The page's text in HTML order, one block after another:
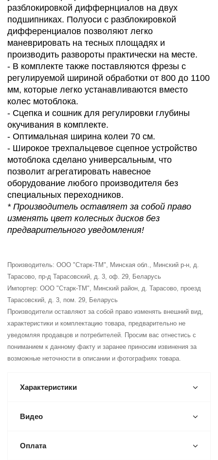
разблокировкой диффернциалов на двух
подшипниках. Полуоси с разблокировкой
дифференциалов позволяют легко
маневрировать на тесных площадях и
производить развороты практически на месте.
- В комплекте также поставляются фрезы с
регулируемой шириной обработки от 800 до 1100
мм, которые легко устанавливаются вместо
колес мотоблока.
- Сцепка и сошник для регулировки глубины
окучивания в комплекте.
- Оптимальная ширина колеи 70 см.
- Широкое трехпальцевое сцепное устройство
мотоблока сделано универсальным, что
позволит агрегатировать навесное
оборудование любого производителя без
специальных переходников.
* Производитель оставляет за собой право
изменять цвет колесных дисков без
предварительного уведомления!
Производитель: ООО "Старк-ТМ", Минская обл., Минский р-н, д.
Тарасово, пр-д Тарасовский, д. 3, оф. 29, Беларусь
Импортер: ООО "Старк-ТМ", Минский район, д. Тарасово, проезд
Тарасовский, д. 3, пом. 29, Беларусь
Производители оставляют за собой право изменять внешний вид,
характеристики и комплектацию товара, предварительно не
уведомляя продавцов и потребителей. Просим вас отнестись с
пониманием к данному факту и заранее приносим извинения за
возможные неточности в описании и фотографиях товара.
Характеристики
Видео
Оплата